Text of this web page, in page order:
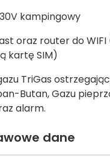
kampingowy
oraz router do
kartę SIM)
TriGas
Butan, Gazu
alarm.
dane